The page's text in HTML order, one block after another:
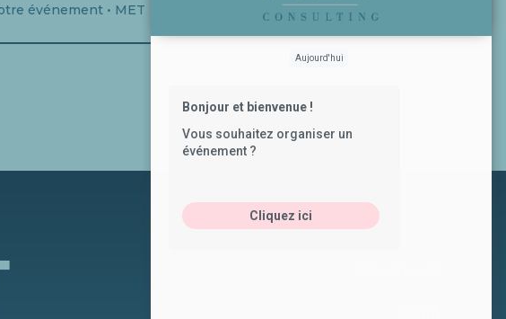
événement • MET
Vous souhaitez organiser un
événement ?
Bonjour et bienvenue !
Cliquez ici
Aujourd'hui